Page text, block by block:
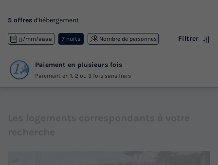
5 offres d'hébergement
jj/mm/aaaa 7 nuits Nombre de personnes Filtrer
Paiement en plusieurs fois
Paiement en 1, 2 ou 3 fois sans frais